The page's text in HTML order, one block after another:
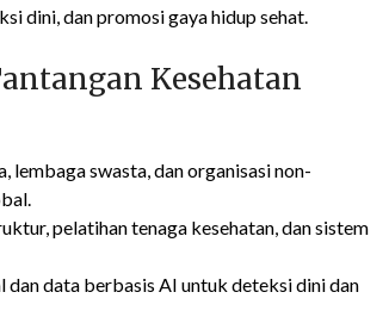
dini, dan promosi gaya hidup sehat.
Kesehatan
lembaga swasta, dan organisasi non-
pelatihan tenaga kesehatan, dan sistem
data berbasis AI untuk deteksi dini dan